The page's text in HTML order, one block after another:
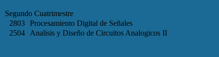
Segundo Cuatrimestre
2803
Procesamiento Digital de Señales
2504
Analisis y Diseño de Circuitos Analogicos II